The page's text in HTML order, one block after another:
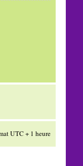
UTC + 1 heure